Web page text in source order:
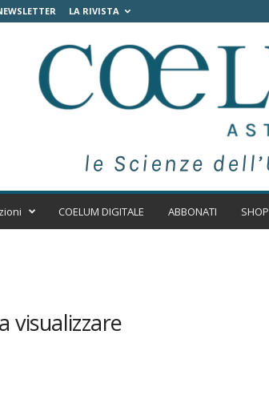
LA RIVISTA
COELUM DIGITALE ABBONATI SHOP
visualizzare